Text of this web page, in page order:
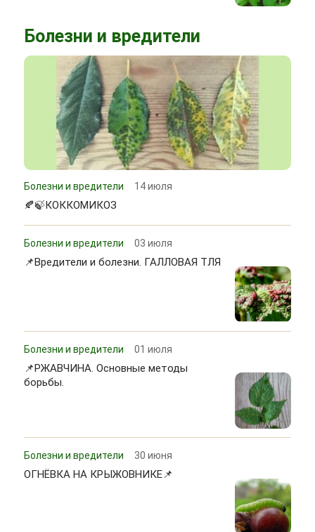
Болезни и вредители
Болезни и вредители 14 июля
🍂🍃КОККОМИКОЗ
Болезни и вредители 03 июля
📌Вредители и болезни. ГАЛЛОВАЯ ТЛЯ
Болезни и вредители 01 июля
📌РЖАВЧИНА. Основные методы
борьбы.
Болезни и вредители 30 июня
ОГНЁВКА НА КРЫЖОВНИКЕ📌